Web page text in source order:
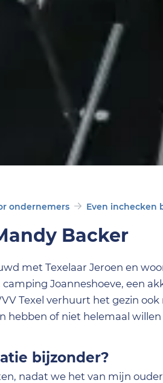
ondernemers Even inchecken
Backer
met Texelaar Jeroen en
Joanneshoeve, een
Texel verhuurt het gezin ook
hebben of niet helemaal
bijzonder?
nadat we het van mijn